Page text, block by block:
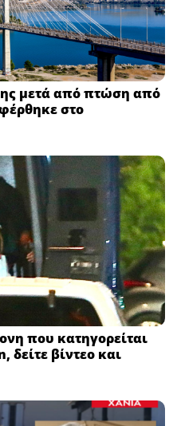
μετά από πτώση από
στο
που κατηγορείται
δείτε βίντεο και